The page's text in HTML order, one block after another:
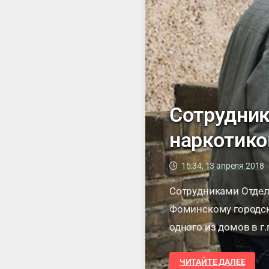
15:34, 13 апреля 2018
Сотрудниками
Фоминскому
одного из домов в
задержан 39-
СОТРУДНИКИ
ПОЛИЦИИ
ЧИТАЙТЕ ДАЛЕЕ